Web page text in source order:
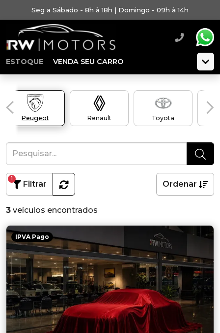
Seg a Sábado - 8h à 18h | Domingo - 09h à 14h
ESTOQUE VENDA SEU CARRO
Peugeot Renault Toyota
Filtrar
1
Ordenar
3 veículos encontrados
IPVA Pago